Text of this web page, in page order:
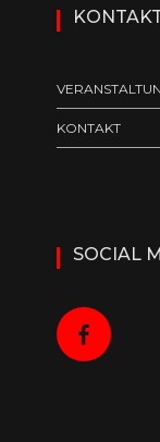
KONTAKT
SOCIAL